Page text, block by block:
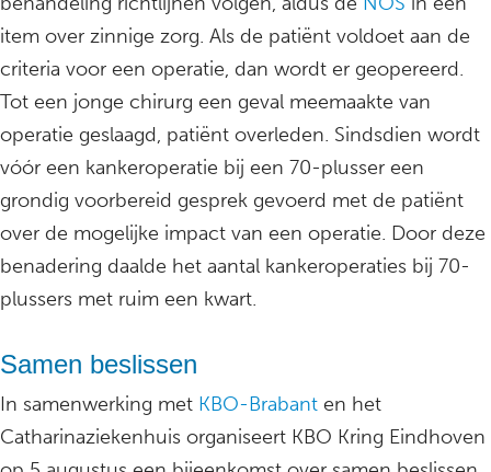
item over zinnige zorg. Als de patiënt voldoet aan de
criteria voor een operatie, dan wordt er geopereerd.
Tot een jonge chirurg een geval meemaakte van
operatie geslaagd, patiënt overleden. Sindsdien wordt
vóór een kankeroperatie bij een 70-plusser een
grondig voorbereid gesprek gevoerd met de patiënt
over de mogelijke impact van een operatie. Door deze
benadering daalde het aantal kankeroperaties bij 70-
plussers met ruim een kwart.
Samen beslissen
In samenwerking met KBO-Brabant en het
Catharinaziekenhuis organiseert KBO Kring Eindhoven